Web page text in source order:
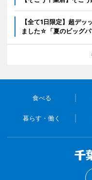
【全て1日限定】超デッ
ました☆「夏のビッグパ
食べる
暮らす・働く